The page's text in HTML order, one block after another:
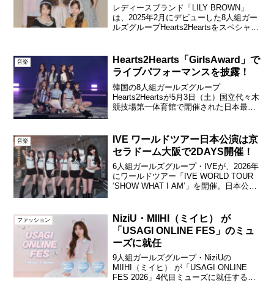
レディースブランド「LILY BROWN」
は、2025年2月にデビューした8人組ガー
ルズグループHearts2Heartsをスペシャル
Hearts2Hearts「LILY B...
音楽
Hearts2Hearts「GirlsAward」で
ライブパフォーマンスを披露！
韓国の8人組ガールズグループ
Hearts2Heartsが5月3日（土）国立代々木
競技場第一体育館で開催された日本最大
SPRING/SUMMER」でライブパフォー...
音楽
IVE ワールドツアー日本公演は京
セラドーム大阪で2DAYS開催！
6人組ガールズグループ・IVEが、2026年
にワールドツアー「IVE WORLD TOUR
‘SHOW WHAT I AM’」を開催。日本公演
催される。IVE...
ファッション
NiziU・MIIHI（ミイヒ） が
「USAGI ONLINE FES」のミュ
ーズに就任
9人組ガールズグループ・NiziUの
MIIHI（ミイヒ） が「USAGI ONLINE
FES 2026」4代目ミューズに就任するこ